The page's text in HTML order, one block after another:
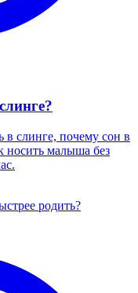
в слинге, почему сон в
носить малыша без